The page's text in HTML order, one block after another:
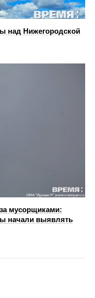
над Нижегородской
мусорщиками:
начали выявлять